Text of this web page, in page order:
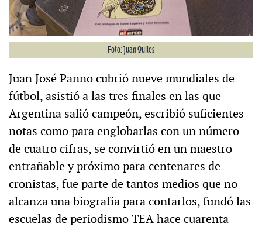
Foto: Juan Quiles
Juan José Panno cubrió nueve mundiales de
fútbol, asistió a las tres finales en las que
Argentina salió campeón, escribió suficientes
notas como para englobarlas con un número
de cuatro cifras, se convirtió en un maestro
entrañable y próximo para centenares de
cronistas, fue parte de tantos medios que no
alcanza una biografía para contarlos, fundó las
escuelas de periodismo TEA hace cuarenta